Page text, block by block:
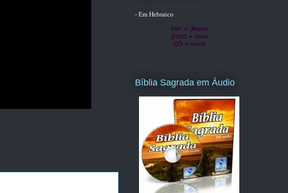
- Em Hebraico
lישו = Jesus
מותק = ama
לכן = você
Bíblia Sagrada em Áudio